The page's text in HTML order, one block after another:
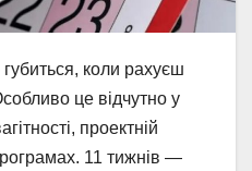
коли рахуєш
це відчутно у
проектній
11 тижнів —